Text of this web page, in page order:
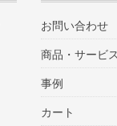
お問い合わせ
商品・サービス
事例
カート